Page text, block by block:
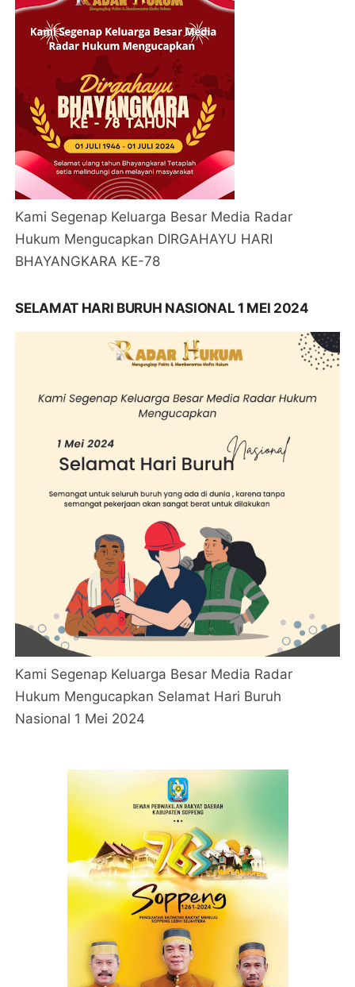
Kami Segenap Keluarga Besar Media Radar
Hukum Mengucapkan DIRGAHAYU HARI
BHAYANGKARA KE-78
SELAMAT HARI BURUH NASIONAL 1 MEI 2024
Kami Segenap Keluarga Besar Media Radar
Hukum Mengucapkan Selamat Hari Buruh
Nasional 1 Mei 2024